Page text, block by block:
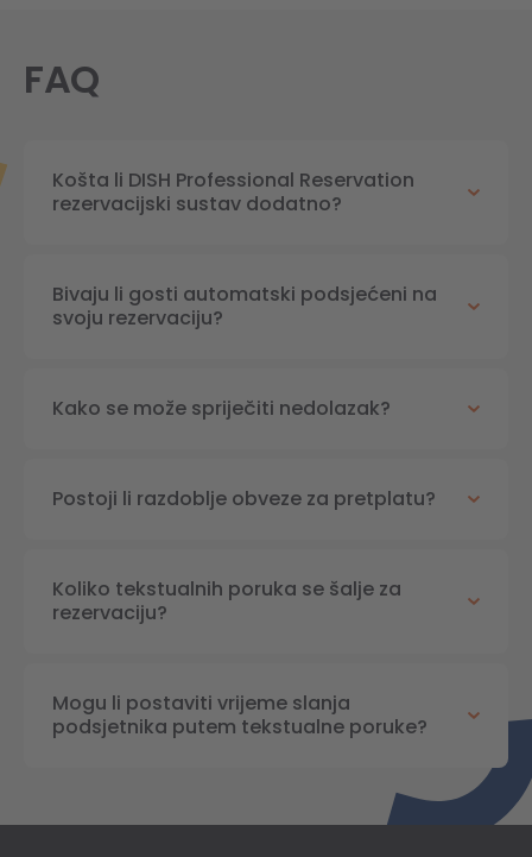
FAQ
Košta li DISH Professional Reservation
rezervacijski sustav dodatno?
Bivaju li gosti automatski podsjećeni na
svoju rezervaciju?
Kako se može spriječiti nedolazak?
Postoji li razdoblje obveze za pretplatu?
Koliko tekstualnih poruka se šalje za
rezervaciju?
Mogu li postaviti vrijeme slanja
podsjetnika putem tekstualne poruke?